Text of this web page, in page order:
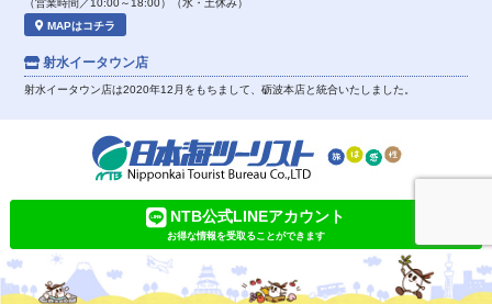
（営業時間／10:00～18:00）（水・土休み）
MAPはコチラ
射水イータウン店
射水イータウン店は2020年12月をもちまして、砺波本店と統合いたしました。
NTB公式LINEアカウント
お得な情報を受取ることができます